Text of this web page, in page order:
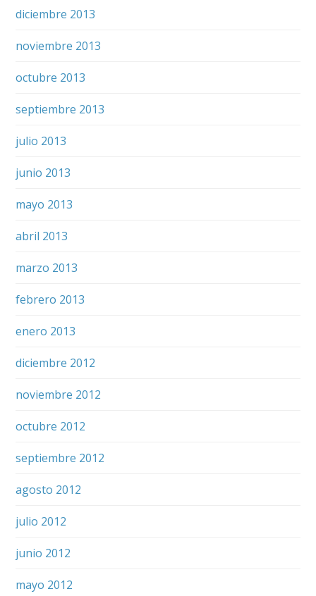
diciembre 2013
noviembre 2013
octubre 2013
septiembre 2013
julio 2013
junio 2013
mayo 2013
abril 2013
marzo 2013
febrero 2013
enero 2013
diciembre 2012
noviembre 2012
octubre 2012
septiembre 2012
agosto 2012
julio 2012
junio 2012
mayo 2012